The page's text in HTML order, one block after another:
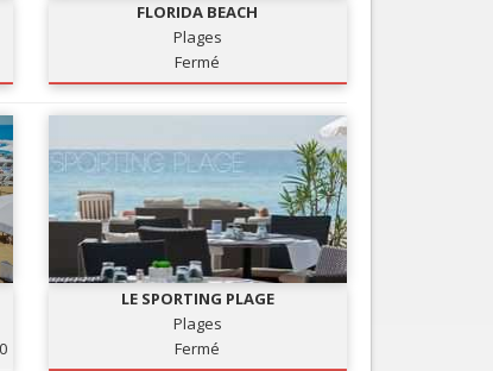
FLORIDA BEACH
Plages
Fermé
LE SPORTING PLAGE
Plages
Fermé